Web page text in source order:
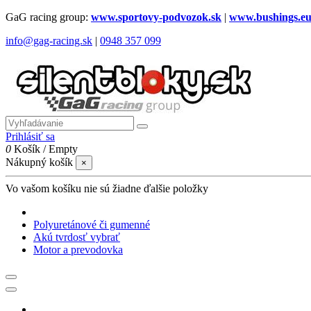
GaG racing group: www.sportovy-podvozok.sk | www.bushings.eu
info@gag-racing.sk | 0948 357 099
Prihlásiť sa
0 Košík /Empty
Nákupný košík
×
Vo vašom košíku nie sú žiadne ďalšie položky
Polyuretánové či gumenné
Akú tvrdosť vybrať
Motor a prevodovka